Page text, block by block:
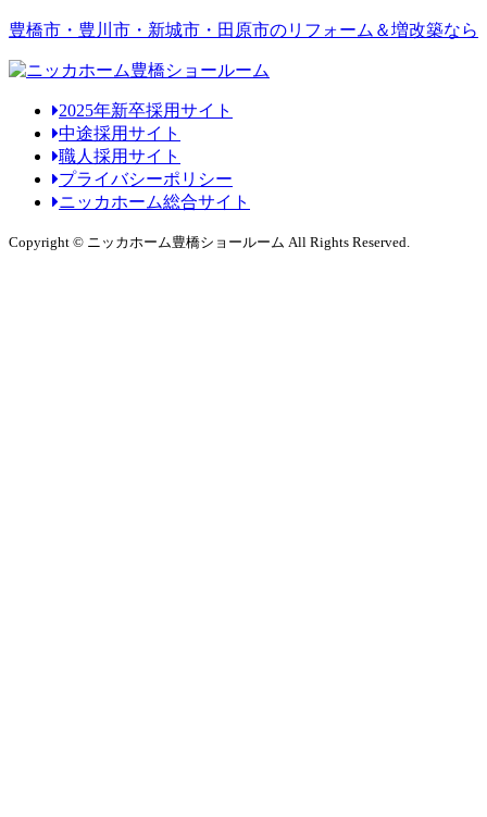
豊橋市・豊川市・新城市・田原市のリフォーム＆増改築なら
2025年新卒採用サイト
中途採用サイト
職人採用サイト
プライバシーポリシー
ニッカホーム総合サイト
Copyright © ニッカホーム豊橋ショールーム All Rights Reserved.